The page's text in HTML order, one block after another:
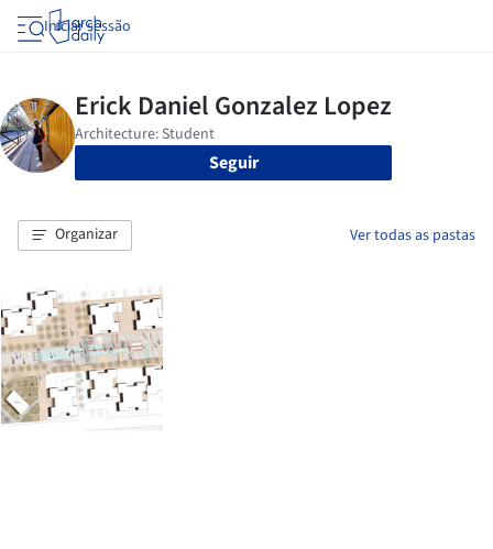
Iniciar sessão
Seguir
Organizar Ver todas as pastas